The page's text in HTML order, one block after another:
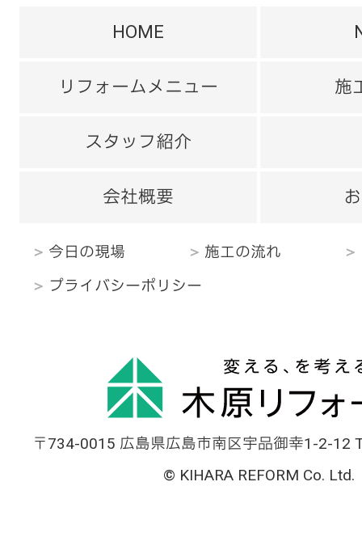
HOME
リフォームメニュー 施
スタッフ紹介
会社概要
今日の現場 施工の流れ
プライバシーポリシー
〒734-0015 広島県広島市南区宇品御幸1-2-12
© KIHARA REFORM Co. Ltd.